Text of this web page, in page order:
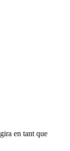
en tant que